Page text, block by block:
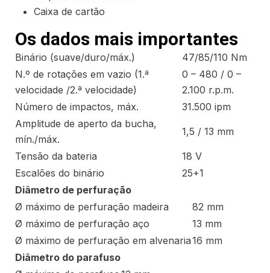
Caixa de cartão
Os dados mais importantes
Binário (suave/duro/máx.)
47/85/110 Nm
N.º de rotações em vazio (1.ª
velocidade /2.ª velocidade)
0 – 480 / 0 –
2.100 r.p.m.
Número de impactos, máx.
31.500 ipm
Amplitude de aperto da bucha,
mín./máx.
1,5 / 13 mm
Tensão da bateria
18 V
Escalões do binário
25+1
Diâmetro de perfuração
Ø máximo de perfuração madeira
82 mm
Ø máximo de perfuração aço
13 mm
Ø máximo de perfuração em alvenaria16 mm
Diâmetro do parafuso